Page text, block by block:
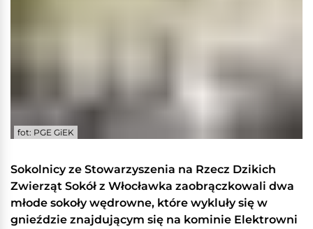
fot: PGE GiEK
Sokolnicy ze Stowarzyszenia na Rzecz Dzikich
Zwierząt Sokół z Włocławka zaobrączkowali dwa
młode sokoły wędrowne, które wykluły się w
gnieździe znajdującym się na kominie Elektrowni